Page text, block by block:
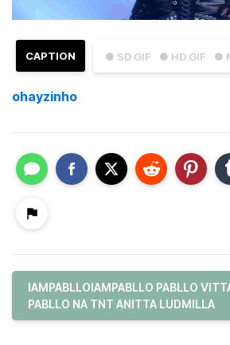
● SD GIF ● HD GIF ●
CAPTION
ohayzinho
IAMPABLLOIAMPABLLO PABLLO
PABLLO NA TNT ANITTA LUDMILLA